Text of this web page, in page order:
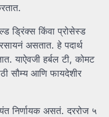
ड्रिंक्स किंवा प्रोसेस्ड
असतात. हे पदार्थ
याऐवजी हर्बल टी, कोमट
सौम्य आणि फायदेशीर
निर्णायक असतं. दररोज ५